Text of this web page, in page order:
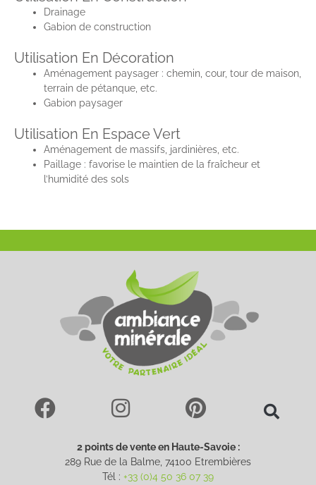
Drainage
Gabion de construction
Utilisation En Décoration
Aménagement paysager : chemin, cour, tour de maison,
terrain de pétanque, etc.
Gabion paysager
Utilisation En Espace Vert
Aménagement de massifs, jardinières, etc.
Paillage : favorise le maintien de la fraîcheur et
l’humidité des sols
2 points de vente en Haute-Savoie :
289 Rue de la Balme, 74100 Etrembières
Tél : +33 (0)4 50 36 07 39